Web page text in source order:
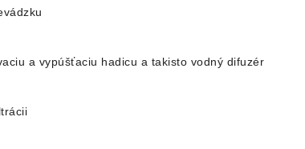
a vypúšťaciu hadicu a takisto vodný difuzér